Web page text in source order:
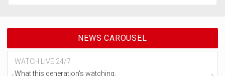
NEWS CAROUSEL
WATCH LIVE 24/7
What this generation's watching.